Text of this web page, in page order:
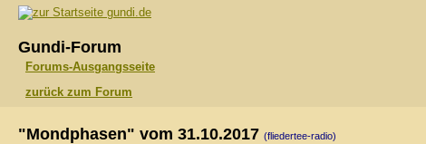
gundi.de
Gundi-Forum
Forums-Ausgangsseite
zurück zum Forum
"Mondphasen" vom 31.10.2017 (fliedertee-radio)